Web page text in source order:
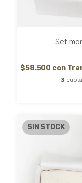
Set
$58.500 con
3
SIN STOCK